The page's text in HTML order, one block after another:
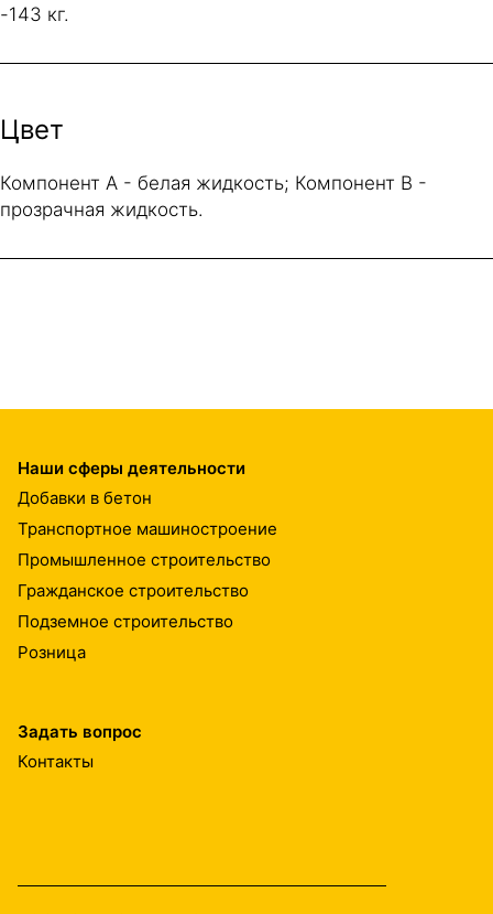
-143 кг.
Цвет
Компонент A - белая жидкость; Компонент B -
прозрачная жидкость.
Наши сферы деятельности
Добавки в бетон
Транспортное машиностроение
Промышленное строительство
Гражданское строительство
Подземное строительство
Розница
Задать вопрос
Контакты